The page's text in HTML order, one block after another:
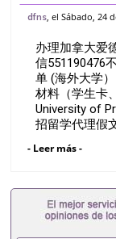
绩单Q/微信
留信认证（可
dfns, el Sábado, 24
办理加拿大爱
信551190476
单 (海外大学
材料（学生卡
University of
招留学代理假
理留服认证办
凭办理加拿大
1、毕业证+
录取通知书
- Leer más -